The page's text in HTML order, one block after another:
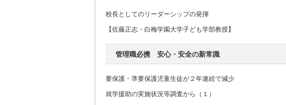
校長としてのリーダーシップの発揮
【佐藤正志・白梅学園大学子ども学部教授】
管理職必携 安心・安全の新常識
要保護・準要保護児童生徒が２年連続で減少
就学援助の実施状況等調査から（１）